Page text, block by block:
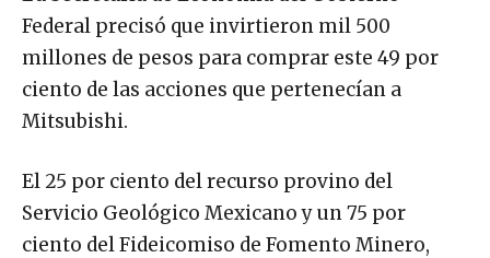
Federal precisó que invirtieron mil 500
millones de pesos para comprar este 49 por
ciento de las acciones que pertenecían a
Mitsubishi.
El 25 por ciento del recurso provino del
Servicio Geológico Mexicano y un 75 por
ciento del Fideicomiso de Fomento Minero,